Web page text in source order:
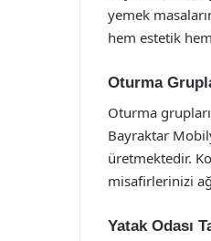
yemek
hem estetik
Oturma
Oturma
Bayraktar
üretmektedir.
misafirlerinizi
Yatak Odası